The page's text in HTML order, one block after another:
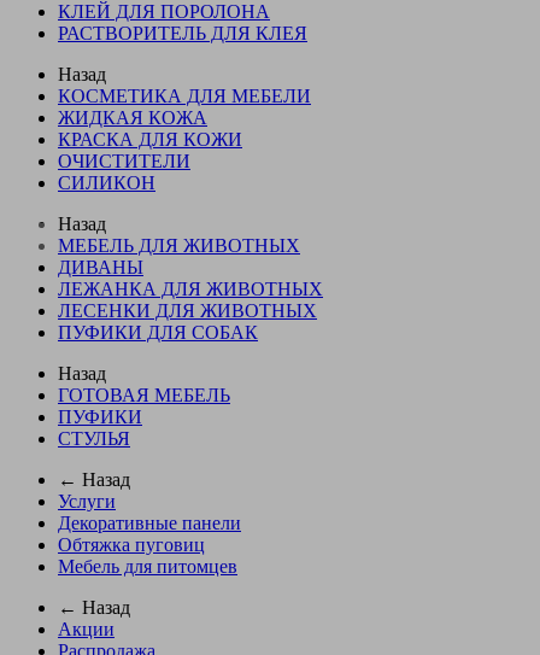
КЛЕЙ ДЛЯ ПОРОЛОНА
РАСТВОРИТЕЛЬ ДЛЯ КЛЕЯ
Назад
КОСМЕТИКА ДЛЯ МЕБЕЛИ
ЖИДКАЯ КОЖА
КРАСКА ДЛЯ КОЖИ
ОЧИСТИТЕЛИ
СИЛИКОН
Назад
МЕБЕЛЬ ДЛЯ ЖИВОТНЫХ
ДИВАНЫ
ЛЕЖАНКА ДЛЯ ЖИВОТНЫХ
ЛЕСЕНКИ ДЛЯ ЖИВОТНЫХ
ПУФИКИ ДЛЯ СОБАК
Назад
ГОТОВАЯ МЕБЕЛЬ
ПУФИКИ
СТУЛЬЯ
← Назад
Услуги
Декоративные панели
Обтяжка пуговиц
Мебель для питомцев
← Назад
Акции
Распродажа